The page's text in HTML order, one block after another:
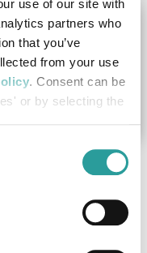
use of our site with
partners who
that you’ve
from your use
. Consent can be
or by selecting the